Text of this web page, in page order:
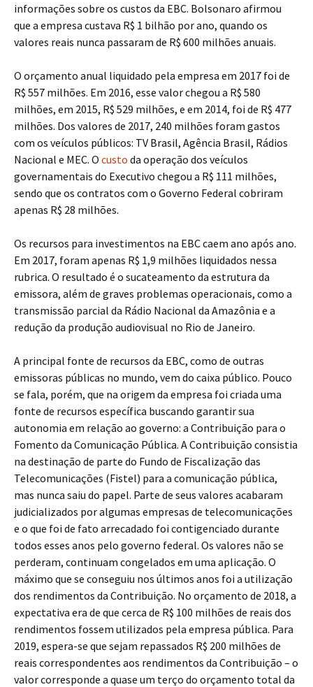
informações sobre os custos da EBC. Bolsonaro afirmou
que a empresa custava R$ 1 bilhão por ano, quando os
valores reais nunca passaram de R$ 600 milhões anuais.
O orçamento anual liquidado pela empresa em 2017 foi de
R$ 557 milhões. Em 2016, esse valor chegou a R$ 580
milhões, em 2015, R$ 529 milhões, e em 2014, foi de R$ 477
milhões. Dos valores de 2017, 240 milhões foram gastos
com os veículos públicos: TV Brasil, Agência Brasil, Rádios
Nacional e MEC. O custo da operação dos veículos
governamentais do Executivo chegou a R$ 111 milhões,
sendo que os contratos com o Governo Federal cobriram
apenas R$ 28 milhões.
Os recursos para investimentos na EBC caem ano após ano.
Em 2017, foram apenas R$ 1,9 milhões liquidados nessa
rubrica. O resultado é o sucateamento da estrutura da
emissora, além de graves problemas operacionais, como a
transmissão parcial da Rádio Nacional da Amazônia e a
redução da produção audiovisual no Rio de Janeiro.
A principal fonte de recursos da EBC, como de outras
emissoras públicas no mundo, vem do caixa público. Pouco
se fala, porém, que na origem da empresa foi criada uma
fonte de recursos específica buscando garantir sua
autonomia em relação ao governo: a Contribuição para o
Fomento da Comunicação Pública. A Contribuição consistia
na destinação de parte do Fundo de Fiscalização das
Telecomunicações (Fistel) para a comunicação pública,
mas nunca saiu do papel. Parte de seus valores acabaram
judicializados por algumas empresas de telecomunicações
e o que foi de fato arrecadado foi contigenciado durante
todos esses anos pelo governo federal. Os valores não se
perderam, continuam congelados em uma aplicação. O
máximo que se conseguiu nos últimos anos foi a utilização
dos rendimentos da Contribuição. No orçamento de 2018, a
expectativa era de que cerca de R$ 100 milhões de reais dos
rendimentos fossem utilizados pela empresa pública. Para
2019, espera-se que sejam repassados R$ 200 milhões de
reais correspondentes aos rendimentos da Contribuição – o
valor corresponde a quase um terço do orçamento total da